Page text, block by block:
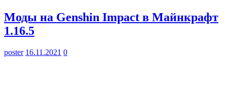
Моды на Genshin Impact в Майнкрафт
1.16.5
poster 16.11.2021 0